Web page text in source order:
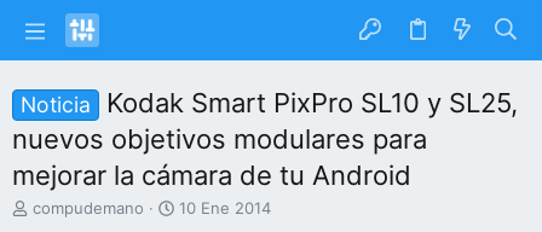
Noticia
Kodak Smart PixPro SL10 y SL25,
nuevos objetivos modulares para
mejorar la cámara de tu Android
Icompudemano
F
10 Ene 2014